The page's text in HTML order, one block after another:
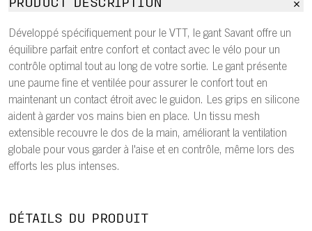
PRODUCT DESCRIPTION
Développé spécifiquement pour le VTT, le gant Savant offre un
équilibre parfait entre confort et contact avec le vélo pour un
contrôle optimal tout au long de votre sortie. Le gant présente
une paume fine et ventilée pour assurer le confort tout en
maintenant un contact étroit avec le guidon. Les grips en silicone
aident à garder vos mains bien en place. Un tissu mesh
extensible recouvre le dos de la main, améliorant la ventilation
globale pour vous garder à l'aise et en contrôle, même lors des
efforts les plus intenses.
DÉTAILS DU PRODUIT